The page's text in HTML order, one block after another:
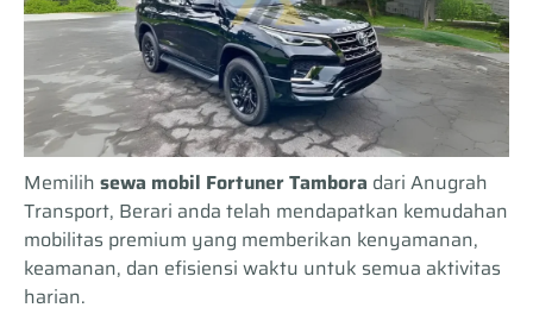
Memilih sewa mobil Fortuner Tambora dari Anugrah
Transport, Berari anda telah mendapatkan kemudahan
mobilitas premium yang memberikan kenyamanan,
keamanan, dan efisiensi waktu untuk semua aktivitas
harian.